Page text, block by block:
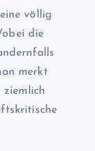
völlig
die
merkt